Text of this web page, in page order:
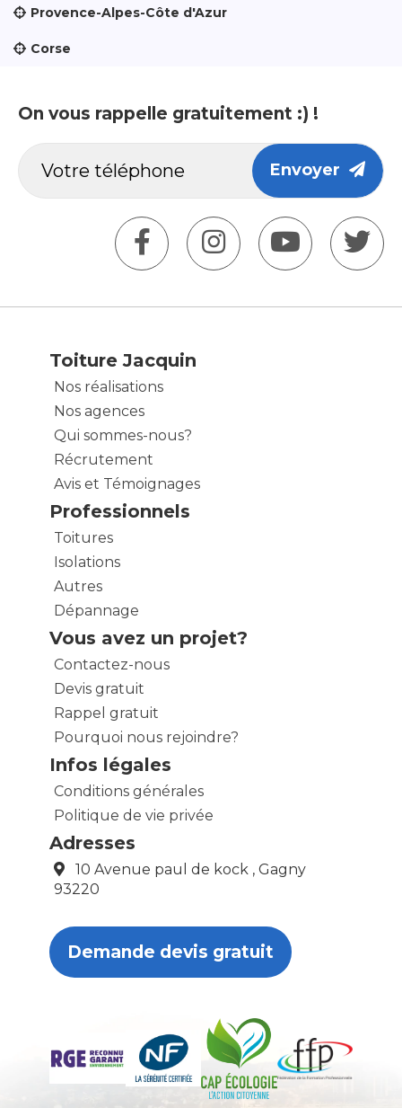
Provence-Alpes-Côte d'Azur
Corse
On vous rappelle gratuitement :) !
Envoyer
Toiture Jacquin
Nos réalisations
Nos agences
Qui sommes-nous?
Récrutement
Avis et Témoignages
Professionnels
Toitures
Isolations
Autres
Dépannage
Vous avez un projet?
Contactez-nous
Devis gratuit
Rappel gratuit
Pourquoi nous rejoindre?
Infos légales
Conditions générales
Politique de vie privée
Adresses
10 Avenue paul de kock , Gagny
93220
Demande devis gratuit